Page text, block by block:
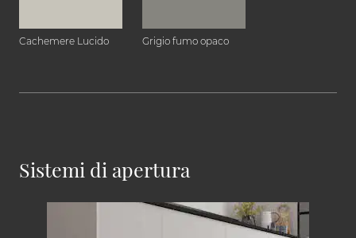
Cachemere Lucido Grigio fumo opaco
Sistemi di apertura